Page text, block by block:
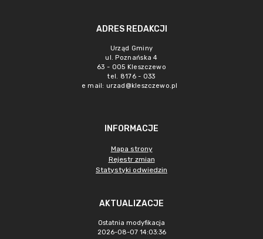
ADRES REDAKCJI
Urząd Gminy
ul. Poznańska 4
63 - 005 Kleszczewo
tel. 8176 - 033
e mail: urzad@kleszczewo.pl
INFORMACJE
Mapa strony
Rejestr zmian
Statystyki odwiedzin
AKTUALIZACJE
Ostatnia modyfikacja
2026-08-07 14:03:36